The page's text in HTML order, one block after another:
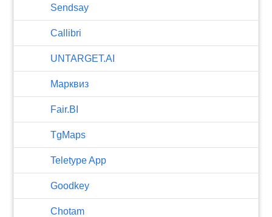
Sendsay
Callibri
UNTARGET.AI
Марквиз
Fair.BI
TgMaps
Teletype App
Goodkey
Chotam